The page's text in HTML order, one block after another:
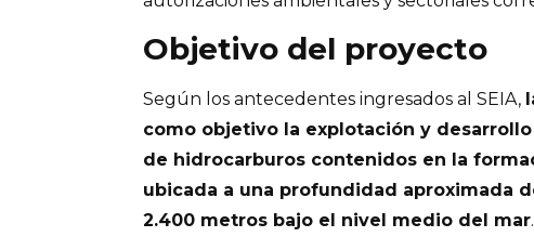
Objetivo del proyecto
Según los antecedentes ingresados al SEIA,
como objetivo la explotación y
de hidrocarburos contenidos en la
ubicada a una profundidad aproximada
2.400 metros bajo el nivel medio del mar.